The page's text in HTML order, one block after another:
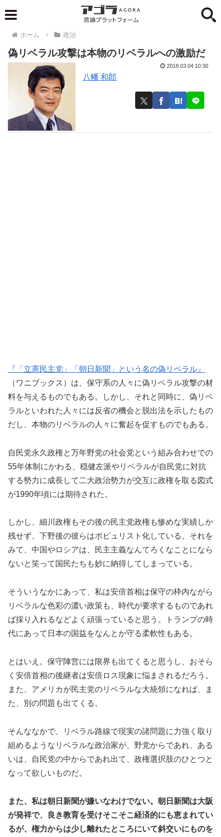
ホーム 政治
偽リベラル攻撃は本物のリベラルへの激励だ
八幡 和郎
2018.03.04 10:30
『「立憲民主党」「朝日新聞」という名の偽リベラル』
（ワニブックス）は、保守系の人々に偽リベラル攻撃の材
料を与えるものでもある。しかし、それと同時に、偽リベ
ラルといわれた人々には反省の機会と脱出法を示したもの
だし、本物のリベラルの人々に奮起を促すものでもある。
自民党永久政権と万年野党の社会党という組み合わせでの
55年体制にかわる、穏健左派やリベラルが自民党に対抗
する勢力に成長して二大政治勢力が交互に政権を取る図式
が1990年頃には期待された。
しかし、細川政権もその後の民主党政権も惨めな実績しか
残せず、下野後の彼らはポピュリスト化している。それを
みて、中国やロシアは、民主主義なんてろくなことになら
ないと笑って国民たちも妙に納得してしまっている。
そういうなかにあって、私は安倍首相は保守の枠内ながら
リベラルな色彩の濃い政策も、時代が要求するものであれ
ば採り入れるなどよく頑張っていると思う。トランプの時
代にあって日本の国益をなんとか守る柔軟性もある。
とはいえ。保守陣営には限界も出てくると思うし、おそら
く安倍首相の後継者は安倍ロス現象に悩まされるだろう。
また、アメリカが民主党のリベラルな大統領になれば、ま
た、別の問題も出てくる。
そんななかで、リベラル路線で現実の諸問題に力強く取り
組めるようなリベラルな政治家が、野党からであれ、ある
いは、自民党の中からであれ出て、政権選択肢のひとつと
なって欲しいものだ。
また、私は朝日新聞が嫌いなわけでない。朝日新聞は大阪
が発祥で、良き教育を受けそこそこ経済的にも恵まれてい
るが、権力からは少し離れたところにいて斜交いにものを